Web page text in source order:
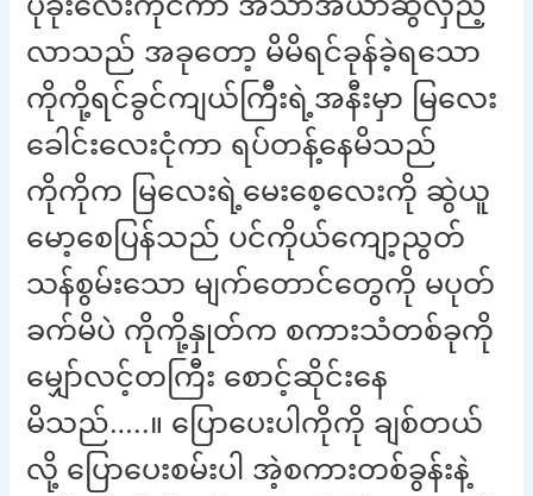
လာသည် အခုတော့ မိမိရင်ခုန်ခဲ့ရသော
ကိုကို့ရင်ခွင်ကျယ်ကြီးရဲ့အနီးမှာ မြလေး
ခေါင်းလေးငုံကာ ရပ်တန့်နေမိသည်
ကိုကိုက မြလေးရဲ့မေးစေ့လေးကို ဆွဲယူ
မော့စေပြန်သည် ပင်ကိုယ်ကျော့ညွတ်
သန်စွမ်းသော မျက်တောင်တွေကို မပုတ်
ခက်မိပဲ ကိုကို့နှုတ်က စကားသံတစ်ခုကို
မျှော်လင့်တကြီး စောင့်ဆိုင်းနေ
မိသည်…..။ ပြောပေးပါကိုကို ချစ်တယ်
လို့ ပြောပေးစမ်းပါ အဲ့စကားတစ်ခွန်းနဲ့